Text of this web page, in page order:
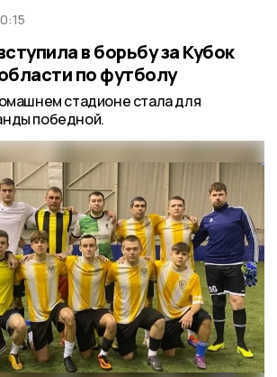
в борьбу за Кубок
по футболу
стадионе стала для
победной.